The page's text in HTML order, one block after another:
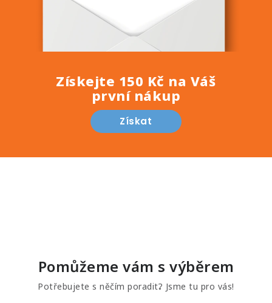
Získejte 150 Kč na Váš
první nákup
Získat
Pomůžeme vám s výběrem
Potřebujete s něčím poradit? Jsme tu pro vás!